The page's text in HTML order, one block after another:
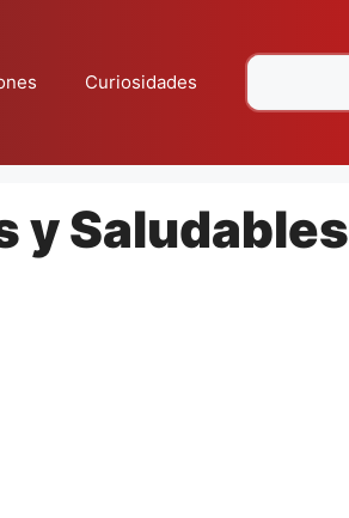
Curiosidades
y Saludables